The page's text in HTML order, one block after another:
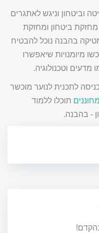
וביטחון וניגש לאתגרים
ביטחון ומחזקת
בהבנה נוכל להבטיח
מיומנויות שיאפשרו
וטכנולוגיה.
לתכנית לנוער מוכשר
תוכלו ללמוד
- בהבנה.